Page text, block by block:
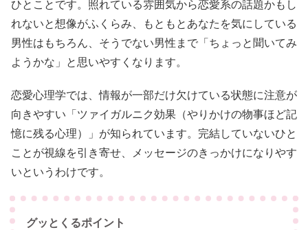
ひとことです。照れている雰囲気から恋愛系の話題かもし
れないと想像がふくらみ、もともとあなたを気にしている
男性はもちろん、そうでない男性まで「ちょっと聞いてみ
ようかな」と思いやすくなります。
恋愛心理学では、情報が一部だけ欠けている状態に注意が
向きやすい「ツァイガルニク効果（やりかけの物事ほど記
憶に残る心理）」が知られています。完結していないひと
ことが視線を引き寄せ、メッセージのきっかけになりやす
いというわけです。
グッとくるポイント